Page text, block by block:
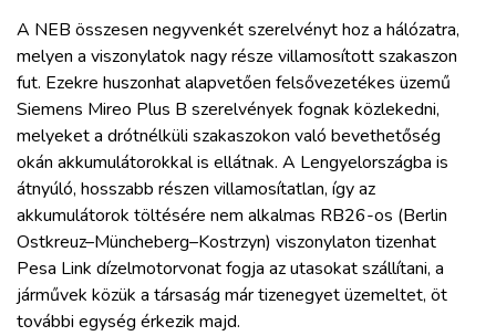
A NEB összesen negyvenkét szerelvényt hoz a hálózatra,
melyen a viszonylatok nagy része villamosított szakaszon
fut. Ezekre huszonhat alapvetően felsővezetékes üzemű
Siemens Mireo Plus B szerelvények fognak közlekedni,
melyeket a drótnélküli szakaszokon való bevethetőség
okán akkumulátorokkal is ellátnak. A Lengyelországba is
átnyúló, hosszabb részen villamosítatlan, így az
akkumulátorok töltésére nem alkalmas RB26-os (Berlin
Ostkreuz–Müncheberg–Kostrzyn) viszonylaton tizenhat
Pesa Link dízelmotorvonat fogja az utasokat szállítani, a
járművek közük a társaság már tizenegyet üzemeltet, öt
további egység érkezik majd.